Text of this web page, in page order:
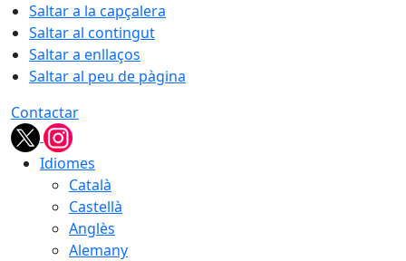
Saltar a la capçalera
Saltar al contingut
Saltar a enllaços
Saltar al peu de pàgina
Contactar
Idiomes
Català
Castellà
Anglès
Alemany